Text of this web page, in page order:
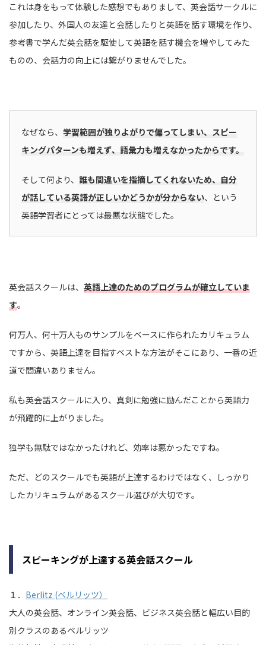
これは身をもって体験した感想でもありまして、英会話サークルに
参加したり、外国人の友達と会話したりと英語を話す環境を作り、
参考書で学んだ英会話を駆使して英語を話す機会を増やしてみた
ものの、会話力の向上には繋がりませんでした。
なぜなら、 学習範囲が独りよがりで偏ってしまい、スピー
キングパターンも増えず、語彙力も増えなかったからです。
そして何より、 誰も間違いを指摘してくれないため、自分
が話している英語が正しいかどうかが分からない、という
英語学習者にとっては最悪な状態でした。
英会話スクールは、 英語上達のためのプログラムが確立していま
す。
何万人、何十万人ものサンプルをベースに作られたカリキュラム
ですから、英語上達を目指すベストな方法がそこにあり、一番の近
道で間違いありません。
私も英会話スクールに入り、真剣に勉強に励んだことから英語力
が飛躍的に上がりました。
独学も無駄ではなかったけれど、効率は悪かったですね。
ただ、どのスクールでも英語が上達するわけではなく、しっかり
したカリキュラムがあるスクール選びが大切です。
スピーキングが上達する英会話スクール
１． Berlitz (ベルリッツ）
大人の英会話、オンライン英会話、ビジネス英会話と幅広い目的
別クラスのあるベルリッツ